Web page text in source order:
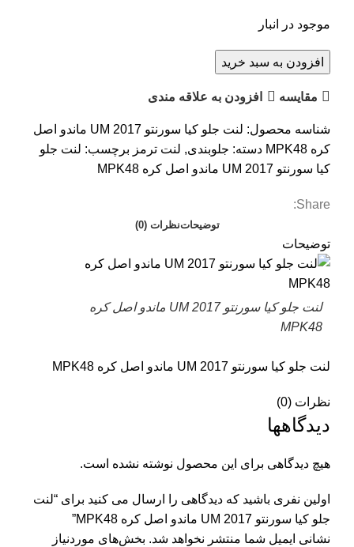
موجود در انبار
افزودن به سبد خرید
مقایسه افزودن به علاقه مندی
شناسه محصول:
لنت جلو کیا سورنتو UM 2017 ماندو اصل
کره MPK48
دسته: جلوبندی, لنت ترمز برچسب: لنت جلو
کیا سورنتو UM 2017 ماندو اصل کره MPK48
Share:
توضیحاتنظرات (0)
توضیحات
لنت جلو کیا سورنتو UM 2017 ماندو اصل کره
MPK48
لنت جلو کیا سورنتو UM 2017 ماندو اصل کره MPK48
نظرات (0)
دیدگاهها
هیچ دیدگاهی برای این محصول نوشته نشده است.
اولین نفری باشید که دیدگاهی را ارسال می کنید برای “لنت
جلو کیا سورنتو UM 2017 ماندو اصل کره MPK48”
نشانی ایمیل شما منتشر نخواهد شد. بخش‌های موردنیاز